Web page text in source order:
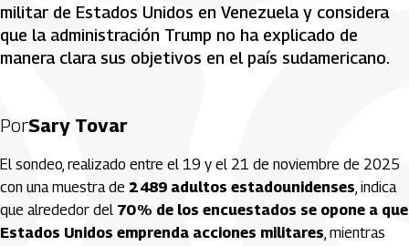
militar de Estados Unidos en Venezuela y considera
que la administración Trump no ha explicado de
manera clara sus objetivos en el país sudamericano.
PorSary Tovar
El sondeo, realizado entre el 19 y el 21 de noviembre de 2025
con una muestra de 2 489 adultos estadounidenses, indica
que alrededor del 70 % de los encuestados se opone a que
Estados Unidos emprenda acciones militares, mientras